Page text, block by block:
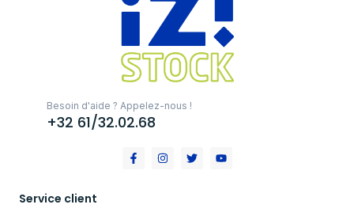
Besoin d'aide ? Appelez-nous !
+32 61/32.02.68
Service client